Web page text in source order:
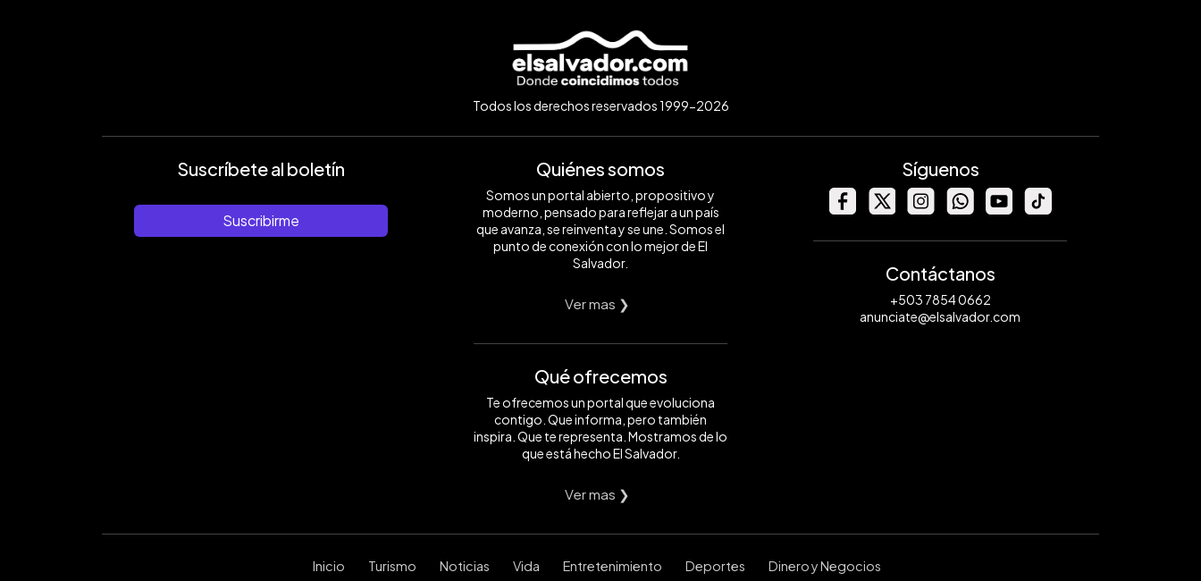
Todos los derechos reservados 1999-2026
Suscríbete al boletín
Suscribirme
Quiénes somos
Somos un portal abierto, propositivo y
moderno, pensado para reflejar a un país
que avanza, se reinventa y se une. Somos el
punto de conexión con lo mejor de El
Salvador.
Ver mas ❯
Qué ofrecemos
Te ofrecemos un portal que evoluciona
contigo. Que informa, pero también
inspira. Que te representa. Mostramos de lo
que está hecho El Salvador.
Ver mas ❯
Síguenos
Contáctanos
+503 7854 0662
anunciate@elsalvador.com
Inicio Turismo Noticias Vida Entretenimiento Deportes Dinero y Negocios